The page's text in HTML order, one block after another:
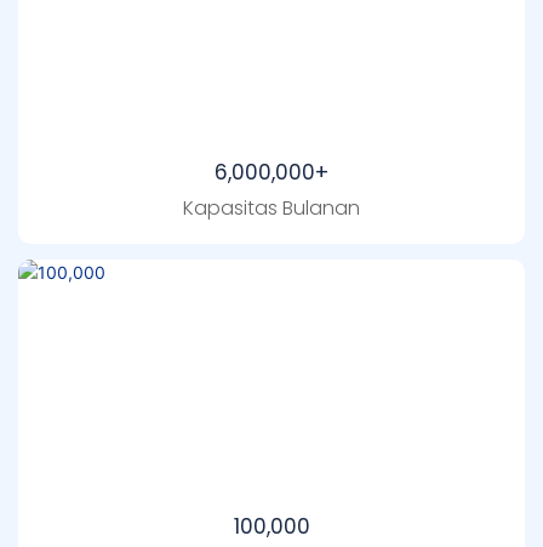
6,000,000+
Kapasitas Bulanan
100,000